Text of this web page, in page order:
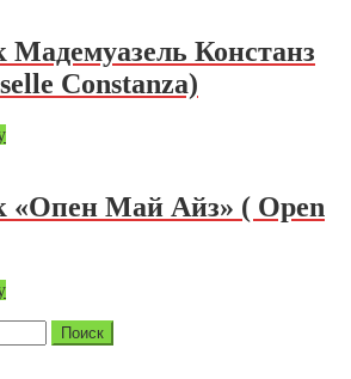
Констанз
Constanza)
«Опен Май Айз» ( Open